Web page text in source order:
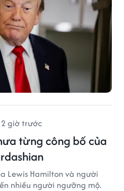
2 giờ trước
từng công bố của
Lewis Hamilton và người
nhiều người ngưỡng mộ.